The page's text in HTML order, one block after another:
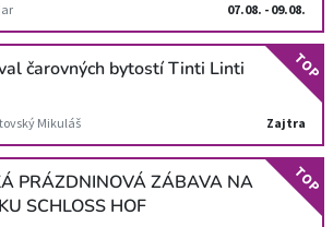
07.08. - 09.08.
čarovných bytostí Tinti Linti
Mikuláš Zajtra
TOP
PRÁZDNINOVÁ ZÁBAVA NA
SCHLOSS HOF
TOP